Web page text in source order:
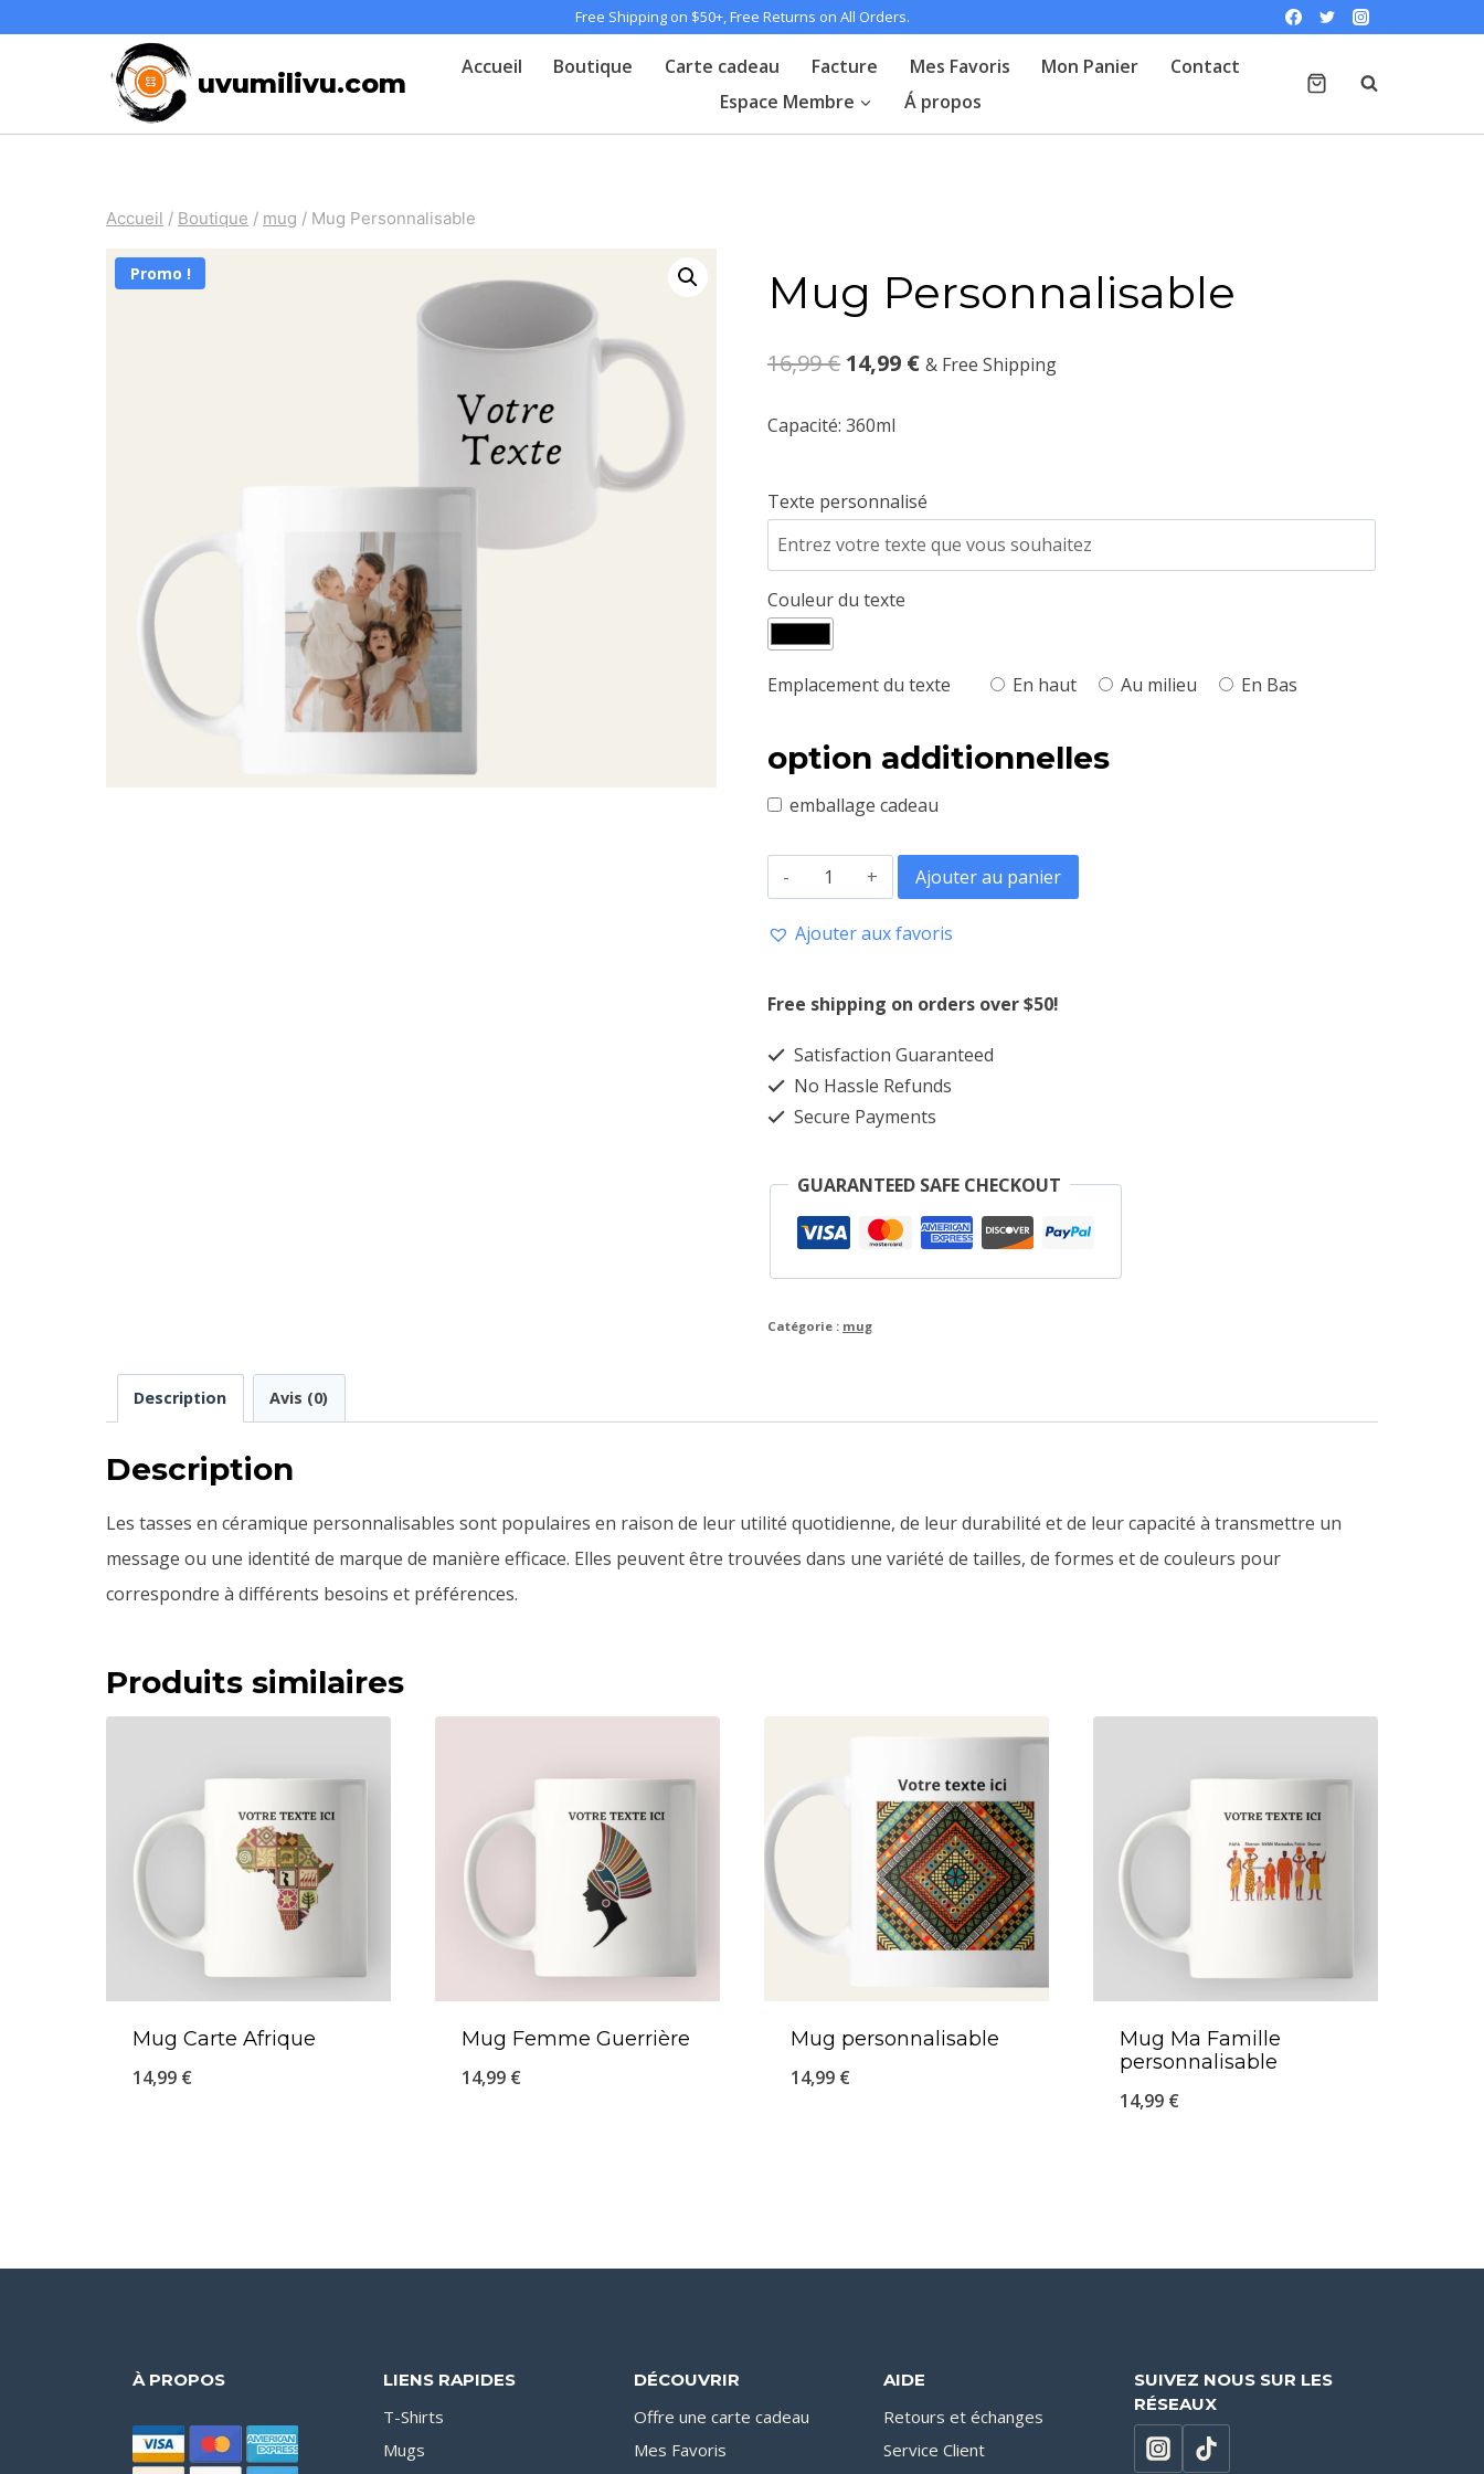
Free Shipping on $50+, Free Returns on All Orders.
uvumilivu.com
Accueil Boutique Carte cadeau Facture Mes Favoris Mon Panier
Contact
Espace Membre
Á propos
Accueil / Boutique / mug / Mug Personnalisable
Promo ! Mug Personnalisable
16,99€ Le
était :
16,99 €.
14,99 €Le
est :
14,99 €.
& Free Shipping
Capacité: 360ml
Texte personnalisé
Couleur du texte
Emplacement du texte En haut Au milieu En Bas
option additionnelles
emballage cadeau
quantité
Mug
Ajouter au panier
Ajouter aux favoris
Free shipping on orders over $50!
Satisfaction Guaranteed
No Hassle Refunds
Secure Payments
GUARANTEED SAFE CHECKOUT
Catégorie : mug
Description Avis (0)
Description
Les tasses en céramique personnalisables sont populaires en raison de leur utilité quotidienne, de leur durabilité et de leur capacité à transmettre un
message ou une identité de marque de manière efficace. Elles peuvent être trouvées dans une variété de tailles, de formes et de couleurs pour
correspondre à différents besoins et préférences.
Produits similaires
Mug Carte Afrique
14,99 €
Mug Femme Guerrière
14,99 €
Mug personnalisable
14,99 €
Mug Ma Famille
personnalisable
14,99 €
À PROPOS LIENS RAPIDES
T-Shirts
Mugs
DÉCOUVRIR
Offre une carte cadeau
Mes Favoris
AIDE
Retours et échanges
Service Client
SUIVEZ NOUS SUR LES
RÉSEAUX